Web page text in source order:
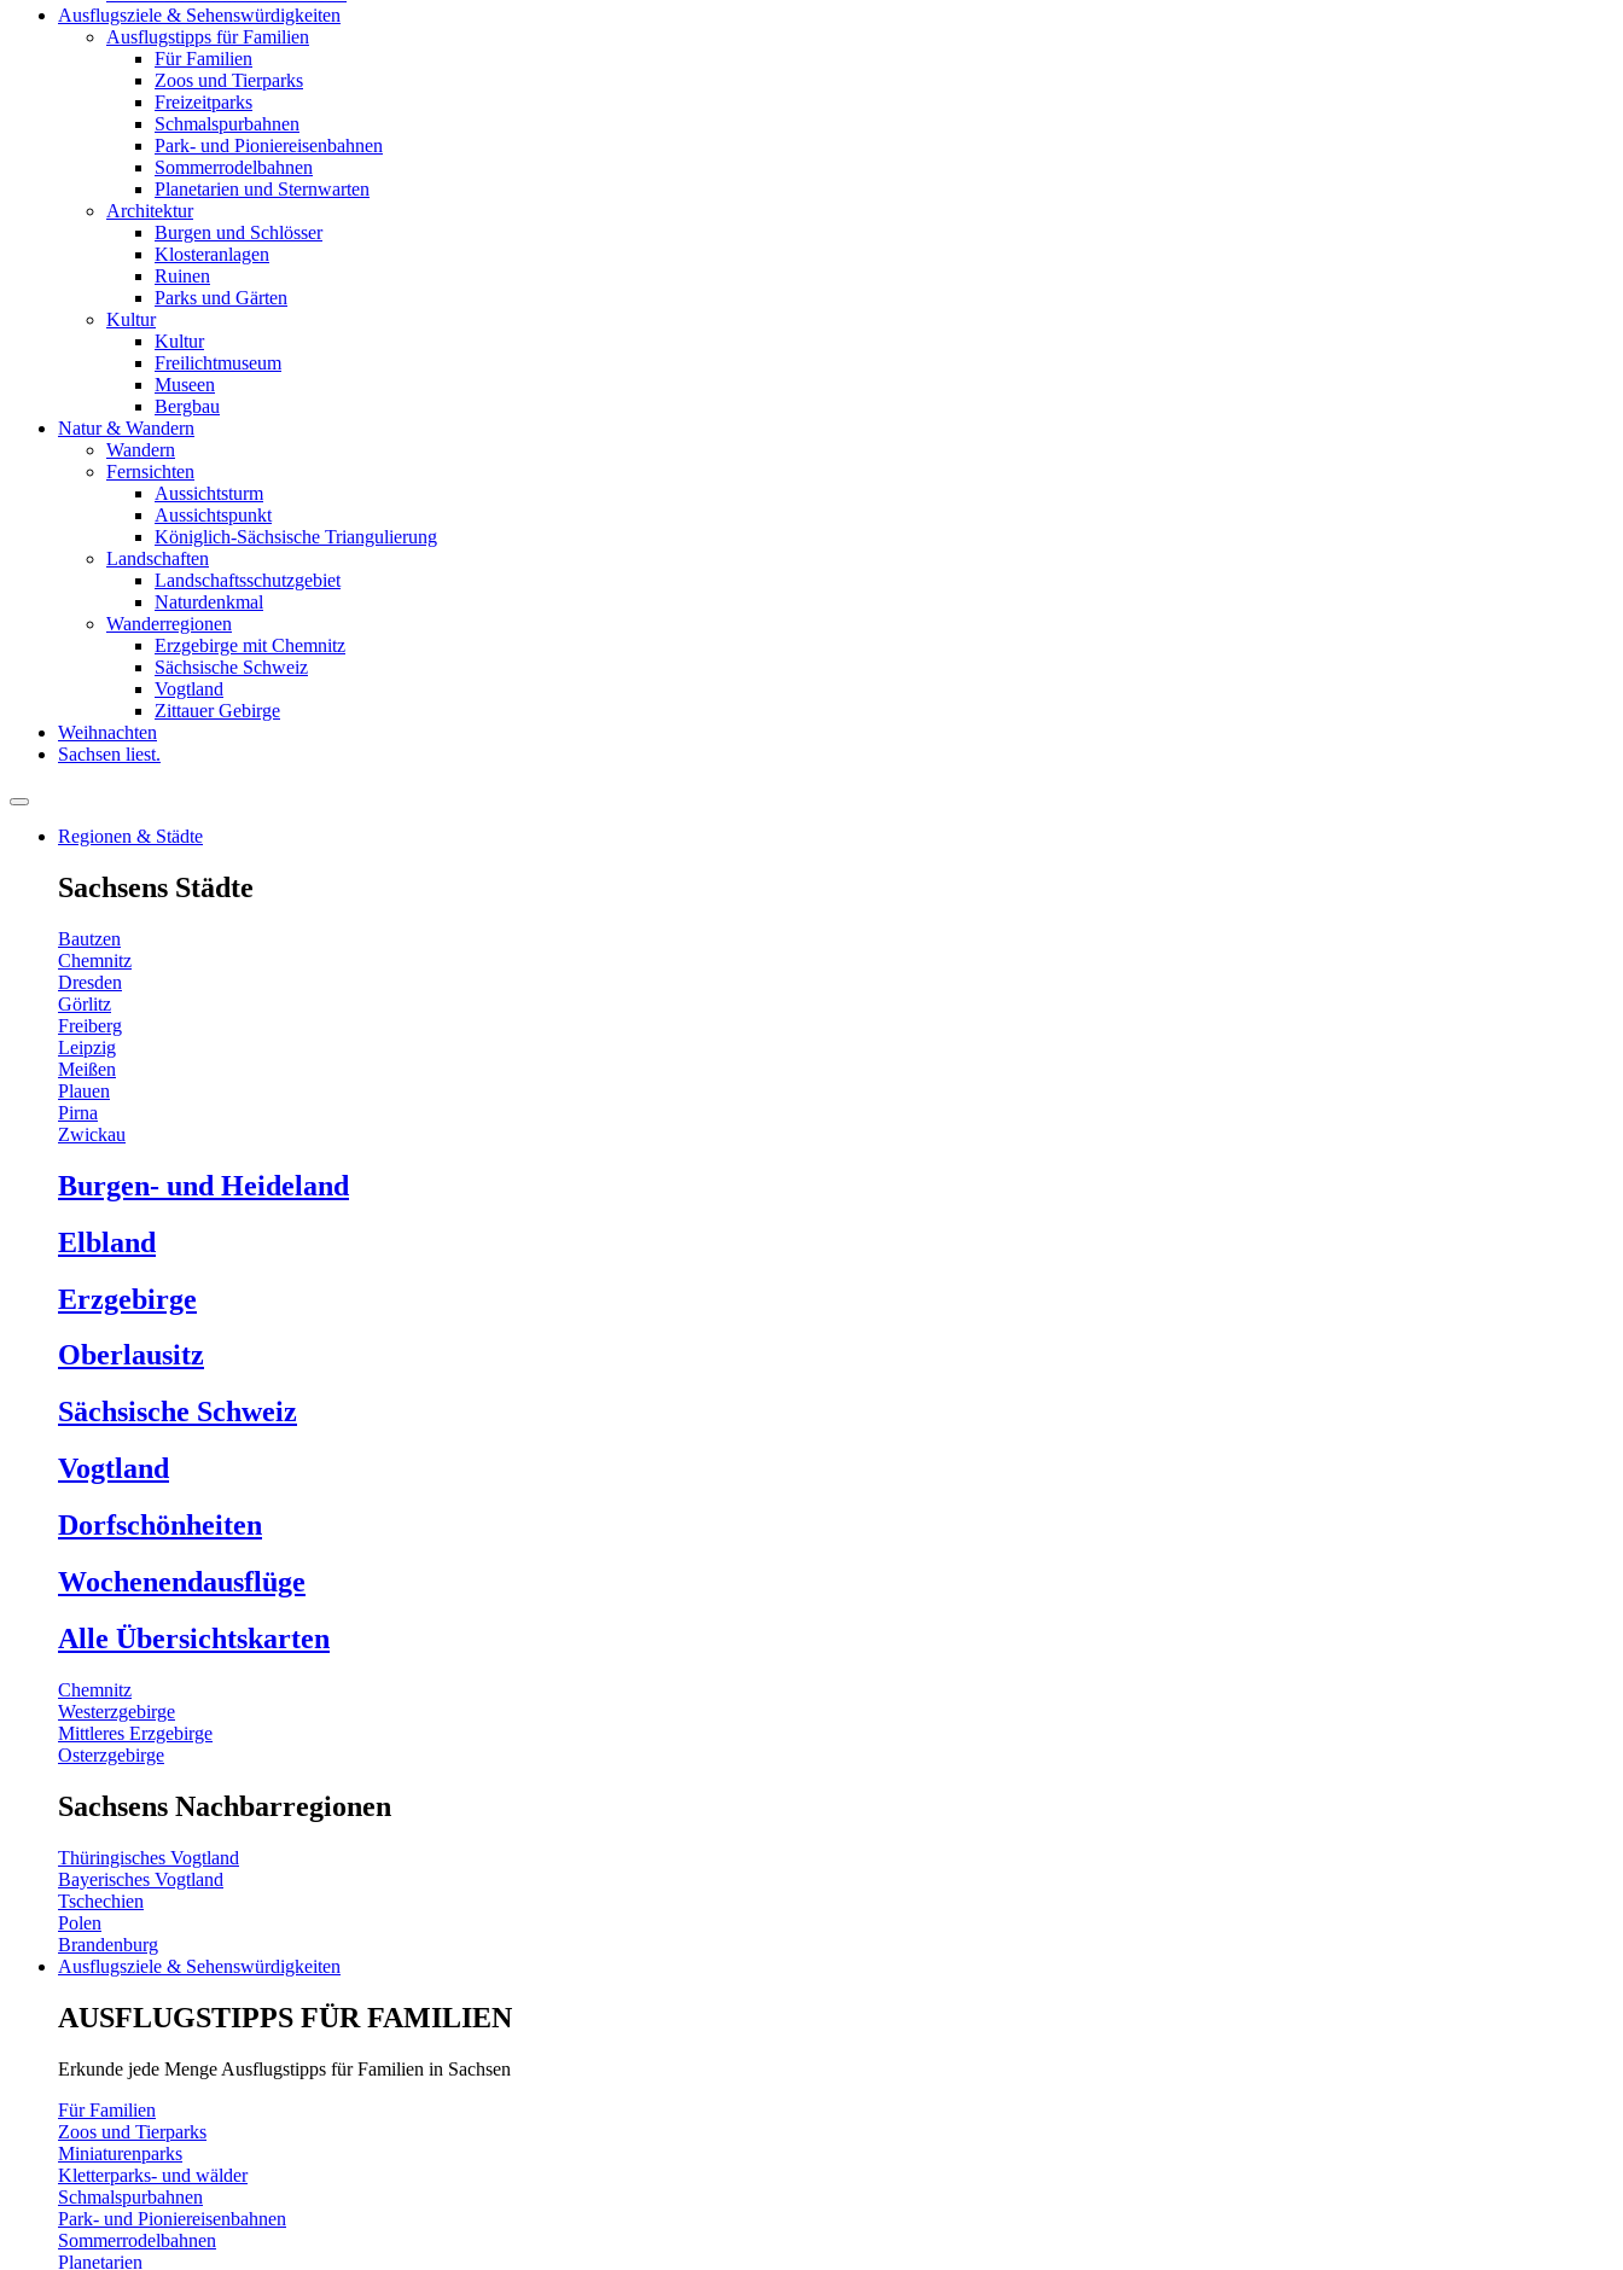
Ausflugsziele & Sehenswürdigkeiten
Ausflugstipps für Familien
Für Familien
Zoos und Tierparks
Freizeitparks
Schmalspurbahnen
Park- und Pioniereisenbahnen
Sommerrodelbahnen
Planetarien und Sternwarten
Architektur
Burgen und Schlösser
Klosteranlagen
Ruinen
Parks und Gärten
Kultur
Kultur
Freilichtmuseum
Museen
Bergbau
Natur & Wandern
Wandern
Fernsichten
Aussichtsturm
Aussichtspunkt
Königlich-Sächsische Triangulierung
Landschaften
Landschaftsschutzgebiet
Naturdenkmal
Wanderregionen
Erzgebirge mit Chemnitz
Sächsische Schweiz
Vogtland
Zittauer Gebirge
Weihnachten
Sachsen liest.
Regionen & Städte
Sachsens Städte
Bautzen
Chemnitz
Dresden
Görlitz
Freiberg
Leipzig
Meißen
Plauen
Pirna
Zwickau
Burgen- und Heideland
Elbland
Erzgebirge
Oberlausitz
Sächsische Schweiz
Vogtland
Dorfschönheiten
Wochenendausflüge
Alle Übersichtskarten
Chemnitz
Westerzgebirge
Mittleres Erzgebirge
Osterzgebirge
Sachsens Nachbarregionen
Thüringisches Vogtland
Bayerisches Vogtland
Tschechien
Polen
Brandenburg
Ausflugsziele & Sehenswürdigkeiten
AUSFLUGSTIPPS FÜR FAMILIEN
Erkunde jede Menge Ausflugstipps für Familien in Sachsen
Für Familien
Zoos und Tierparks
Miniaturenparks
Kletterparks- und wälder
Schmalspurbahnen
Park- und Pioniereisenbahnen
Sommerrodelbahnen
Planetarien